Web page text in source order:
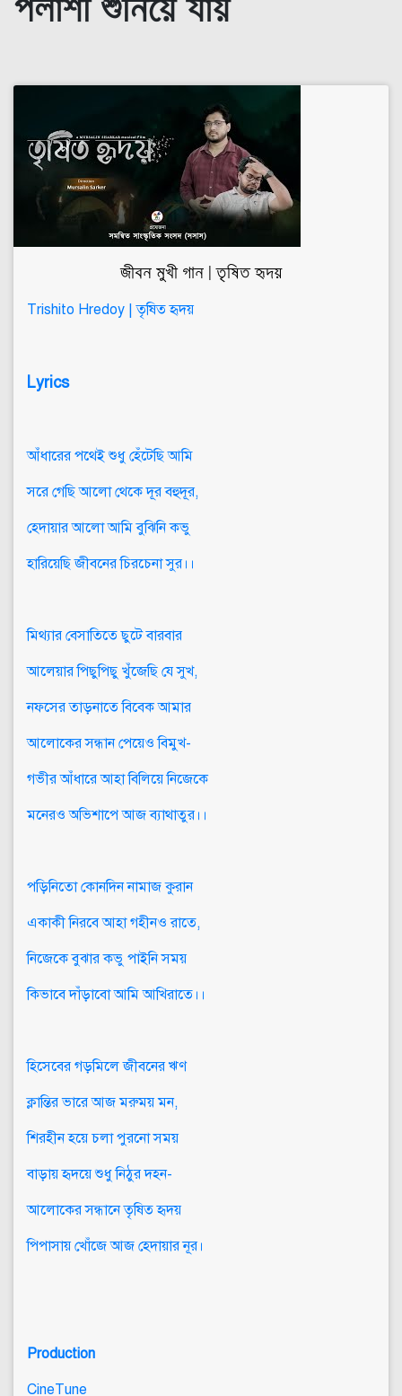
পলাশী শুনিয়ে যায়
জীবন মুখী গান | তৃষিত হৃদয়
Trishito Hredoy | তৃষিত হৃদয়
Lyrics
আঁধারের পথেই শুধু হেঁটেছি আমি
সরে গেছি আলো থেকে দূর বহুদূর,
হেদায়ার আলো আমি বুঝিনি কভু
হারিয়েছি জীবনের চিরচেনা সুর।।
মিথ্যার বেসাতিতে ছুটে বারবার
আলেয়ার পিছুপিছু খুঁজেছি যে সুখ,
নফসের তাড়নাতে বিবেক আমার
আলোকের সন্ধান পেয়েও বিমুখ-
গভীর আঁধারে আহা বিলিয়ে নিজেকে
মনেরও অভিশাপে আজ ব্যাথাতুর।।
পড়িনিতো কোনদিন নামাজ কুরান
একাকী নিরবে আহা গহীনও রাতে,
নিজেকে বুঝার কভু পাইনি সময়
কিভাবে দাঁড়াবো আমি আখিরাতে।।
হিসেবের গড়মিলে জীবনের ঋণ
ক্লান্তির ভারে আজ মরুময় মন,
শিরহীন হয়ে চলা পুরনো সময়
বাড়ায় হৃদয়ে শুধু নিঠুর দহন-
আলোকের সন্ধানে তৃষিত হৃদয়
পিপাসায় খোঁজে আজ হেদায়ার নূর।
Production
CineTune